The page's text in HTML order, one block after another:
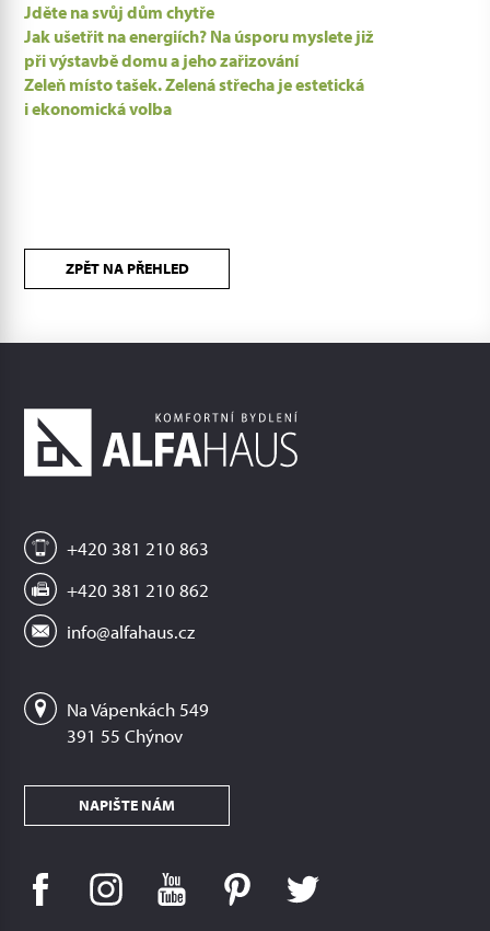
Jděte na svůj dům chytře
Jak ušetřit na energiích? Na úsporu myslete již
při výstavbě domu a jeho zařizování
Zeleň místo tašek. Zelená střecha je estetická
i ekonomická volba
ZPĚT NA PŘEHLED
+420 381 210 863
+420 381 210 862
info@alfahaus.cz
Na Vápenkách 549
391 55 Chýnov
NAPIŠTE NÁM